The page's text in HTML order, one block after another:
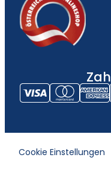
Cookie Einstellungen